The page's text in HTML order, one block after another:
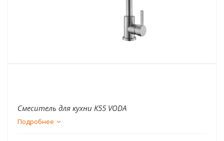
Смеситель для кухни K55 VODA
Подробнее